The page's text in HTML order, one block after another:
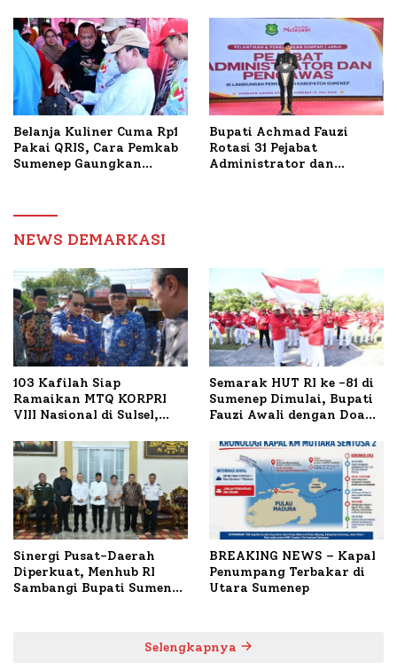
Dua Kecamatan
Belanja Kuliner Cuma Rp1
Pakai QRIS, Cara Pemkab
Sumenep Gaungkan
Bupati Achmad Fauzi
Rotasi 31 Pejabat
Administrator dan
NEWS DEMARKASI
103 Kafilah Siap
Ramaikan MTQ KORPRI
VIII Nasional di Sulsel,
Semarak HUT RI ke -81 di
Sumenep Dimulai, Bupati
Fauzi Awali dengan Doa
Terbakar
Sinergi Pusat-Daerah
Diperkuat, Menhub RI
Sambangi Bupati Sumenep
BREAKING NEWS – Kapal
Penumpang Terbakar di
Utara Sumenep
Selengkapnya